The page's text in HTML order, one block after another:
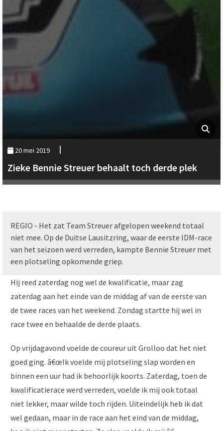
20 mei 2019
Zieke Bennie Streuer behaalt toch derde plek
REGIO - Het zat Team Streuer afgelopen weekend totaal
niet mee. Op de Duitse Lausitzring, waar de eerste IDM-race
van het seizoen werd verreden, kampte Bennie Streuer met
een plotseling opkomende griep.
Hij reed zaterdag nog wel de kwalificatie, maar zag
zaterdag aan het einde van de middag af van de eerste van
de twee races van het weekend. Zondag startte hij wel in
race twee en behaalde de derde plaats.
Op vrijdagavond voelde de coureur uit Grolloo dat het niet
goed ging. â€œIk voelde mij plotseling slap worden en
binnen een uur had ik behoorlijk koorts. Zaterdag, toen de
kwalificatierace werd verreden, voelde ik mij ook totaal
niet lekker, maar wilde toch rijden. Uiteindelijk heb ik dat
wel gedaan, maar in de race aan het eind van de middag,